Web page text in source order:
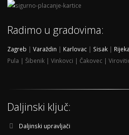
Radimo u gradovima:
Zagreb | Varaždin | Karlovac | Sisak | Rijeka
Pula | Šibenik | Vinkovci | Čakovec |
Daljinski ključ:
Daljinski upravljači